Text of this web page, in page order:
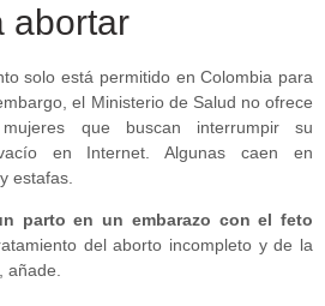
abortar
solo está permitido en Colombia para
el Ministerio de Salud no ofrece
que buscan interrumpir su
en Internet. Algunas caen en
estafas.
parto en un embarazo con el feto
del aborto incompleto y de la